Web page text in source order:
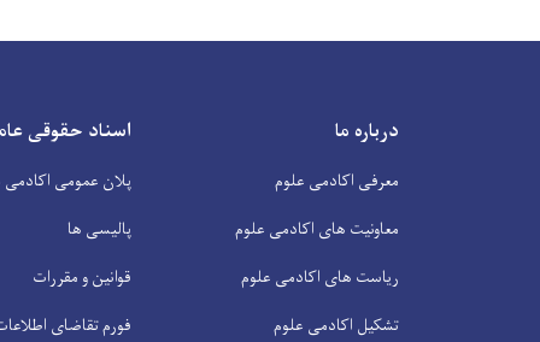
درباره ما
معرفی اکادمی علوم
معاونیت های اکادمی علوم
ریاست های اکادمی علوم
تشکیل اکادمی علوم
اسناد حقوقی
پلان عمومی اکادمی
پالیسی ها
قوانین و مقررات
فورم تقاضای